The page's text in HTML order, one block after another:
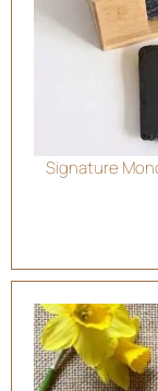
Signature